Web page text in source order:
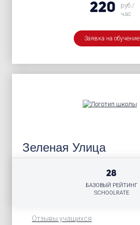
220
руб./
час
Заявка на обучение
Зеленая Улица
Отзывы учащихся
28
БАЗОВЫЙ РЕЙТИНГ
SCHOOLRATE